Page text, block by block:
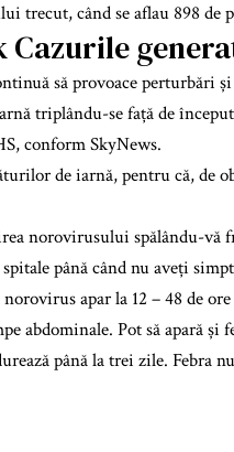
trecut, când se aflau 898 de
Cazurile
să provoace perturbări
triplându-se față de
conform SkyNews.
de iarnă, pentru că, de
norovirusului spălându-vă
până când nu aveți
apar la 12 – 48 de
abdominale. Pot să apară și
până la trei zile. Febra